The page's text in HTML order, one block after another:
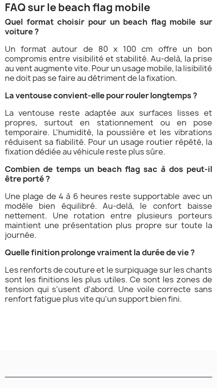
FAQ sur le beach flag mobile
Quel format choisir pour un beach flag mobile sur
voiture ?
Un format autour de 80 x 100 cm offre un bon
compromis entre visibilité et stabilité. Au-delà, la prise
au vent augmente vite. Pour un usage mobile, la lisibilité
ne doit pas se faire au détriment de la fixation.
La ventouse convient-elle pour rouler longtemps ?
La ventouse reste adaptée aux surfaces lisses et
propres, surtout en stationnement ou en pose
temporaire. L'humidité, la poussière et les vibrations
réduisent sa fiabilité. Pour un usage routier répété, la
fixation dédiée au véhicule reste plus sûre.
Combien de temps un beach flag sac à dos peut-il
être porté ?
Une plage de 4 à 6 heures reste supportable avec un
modèle bien équilibré. Au-delà, le confort baisse
nettement. Une rotation entre plusieurs porteurs
maintient une présentation plus propre sur toute la
journée.
Quelle finition prolonge vraiment la durée de vie ?
Les renforts de couture et le surpiquage sur les chants
sont les finitions les plus utiles. Ce sont les zones de
tension qui s'usent d'abord. Une voile correcte sans
renfort fatigue plus vite qu'un support bien fini.